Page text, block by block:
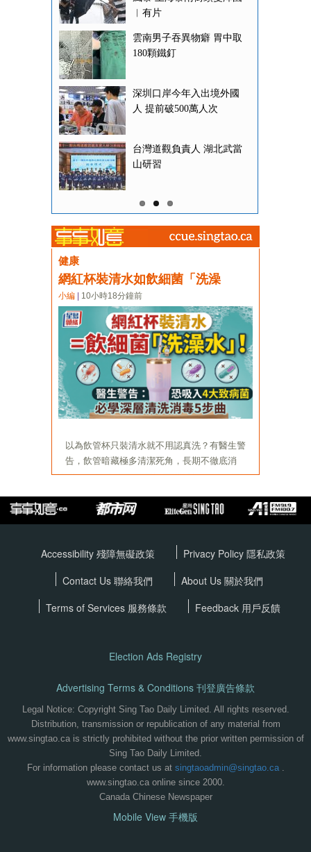
Accessibility 殘障無礙政策 Privacy Policy 隱私政策
Contact Us 聯絡我們
About Us 關於我們
Terms of Services 服務條款 Feedback 用戶反饋
Election Ads Registry
Advertising Terms & Conditions 刊登廣告條款
Legal Notice: Copyright Sing Tao Daily Limited. All rights reserved.
Distribution, transmission or republication of any material from
www.singtao.ca is strictly prohibited without the prior written permission of
Sing Tao Daily Limited.
For information please contact us at singtaoadmin@singtao.ca.
www.singtao.ca online since 2000.
Canada Chinese Newspaper
Mobile View 手機版